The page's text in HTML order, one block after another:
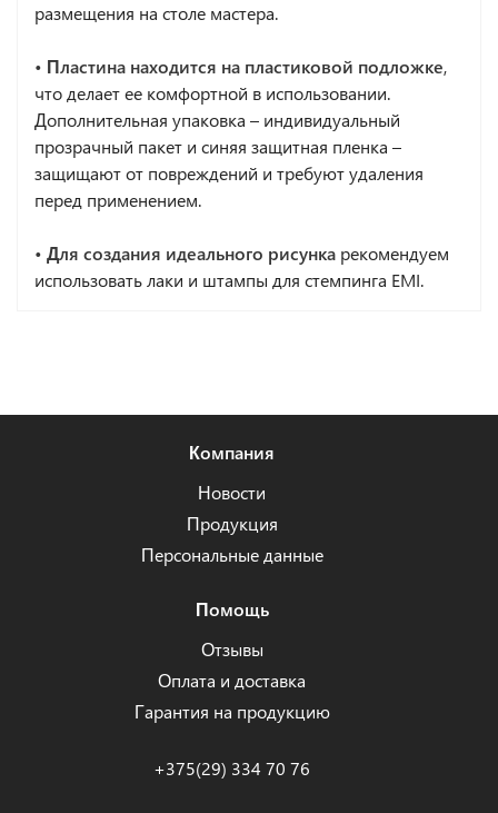
размещения на столе мастера.
• Пластина находится на пластиковой подложке,
что делает ее комфортной в использовании.
Дополнительная упаковка – индивидуальный
прозрачный пакет и синяя защитная пленка –
защищают от повреждений и требуют удаления
перед применением.
• Для создания идеального рисунка рекомендуем
использовать лаки и штампы для стемпинга EMI.
Компания
Новости
Продукция
Персональные данные
Помощь
Отзывы
Оплата и доставка
Гарантия на продукцию
+375(29) 334 70 76